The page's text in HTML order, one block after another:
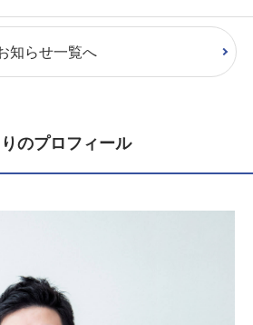
知らせ一覧へ
のプロフィール